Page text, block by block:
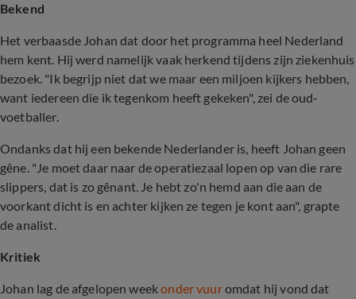
Bekend
Het verbaasde Johan dat door het programma heel Nederland
hem kent. Hij werd namelijk vaak herkend tijdens zijn ziekenhuis
bezoek. "Ik begrijp niet dat we maar een miljoen kijkers hebben,
want iedereen die ik tegenkom heeft gekeken", zei de oud-
voetballer.
Ondanks dat hij een bekende Nederlander is, heeft Johan geen
gêne. "Je moet daar naar de operatiezaal lopen op van die rare
slippers, dat is zo gênant. Je hebt zo'n hemd aan die aan de
voorkant dicht is en achter kijken ze tegen je kont aan", grapte
de analist.
Kritiek
Johan lag de afgelopen weekonder vuuromdat hij vond dat